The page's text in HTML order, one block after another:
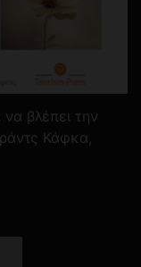
να βλέπει την
Κάφκα,